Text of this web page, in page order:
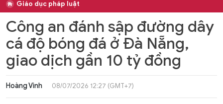
Giáo dục pháp luật
Công an đánh sập đường dây
cá độ bóng đá ở Đà Nẵng,
giao dịch gần 10 tỷ đồng
Hoàng Vinh 08/07/2026 12:27 (GMT+7)